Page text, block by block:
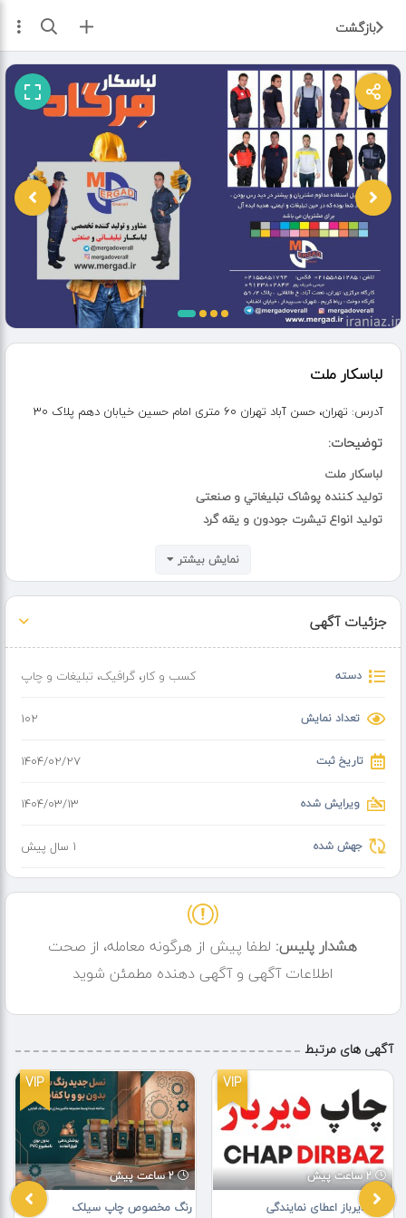
بازگشت ثبت آگهی
لباسکار ملت
آدرس: تهران، حسن آباد تهران 60 متری امام حسین خیابان دهم پلاک 30
توضیحات:
لباسکار ملت
تولید کننده پوشاک تبليغاتي و صنعتی
تولید انواع تیشرت جودون و یقه گرد
تولید انواع لباسکار تبلیغاتی و صنعتی
کاپشن تک، سرهمی، کاپشن و شلوار، شلوار بندی
نمایش بیشتر
جزئیات آگهی
دسته کسب و کار،گرافیک، تبلیغات و چاپ
تعداد نمایش 102
تاریخ ثبت ۱۴۰۴/۰۲/۲۷
ویرایش شده ۱۴۰۴/۰۳/۱۳
جهش شده 1 سال پیش
هشدار پلیس: لطفا پیش از هرگونه معامله، از صحت
اطلاعات آگهی و آگهی دهنده مطمئن شوید
آگهی های مرتبط
VIP
2 ساعت پیش
رنگ مخصوص چاپ سیلک
VIP
2 ساعت پیش
چاپ دیرباز اعطای نمایندگی